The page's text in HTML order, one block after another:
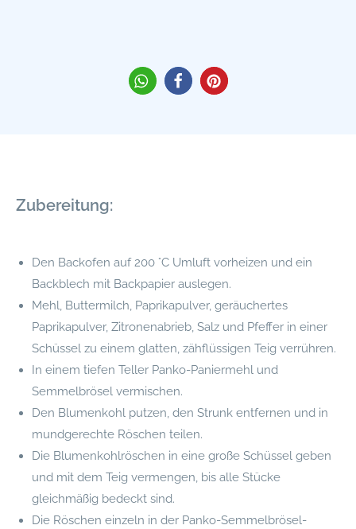
Zubereitung:
Den Backofen auf 200 °C Umluft vorheizen und ein
Backblech mit Backpapier auslegen.
Mehl, Buttermilch, Paprikapulver, geräuchertes
Paprikapulver, Zitronenabrieb, Salz und Pfeffer in einer
Schüssel zu einem glatten, zähflüssigen Teig verrühren.
In einem tiefen Teller Panko-Paniermehl und
Semmelbrösel vermischen.
Den Blumenkohl putzen, den Strunk entfernen und in
mundgerechte Röschen teilen.
Die Blumenkohlröschen in eine große Schüssel geben
und mit dem Teig vermengen, bis alle Stücke
gleichmäßig bedeckt sind.
Die Röschen einzeln in der Panko-Semmelbrösel-